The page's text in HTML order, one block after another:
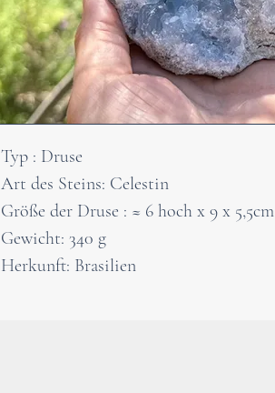
Typ : Druse
Art des Steins: Celestin
Größe der Druse : ≈ 6 hoch x 9 x 5,5cm
Gewicht: 340 g
Herkunft: Brasilien